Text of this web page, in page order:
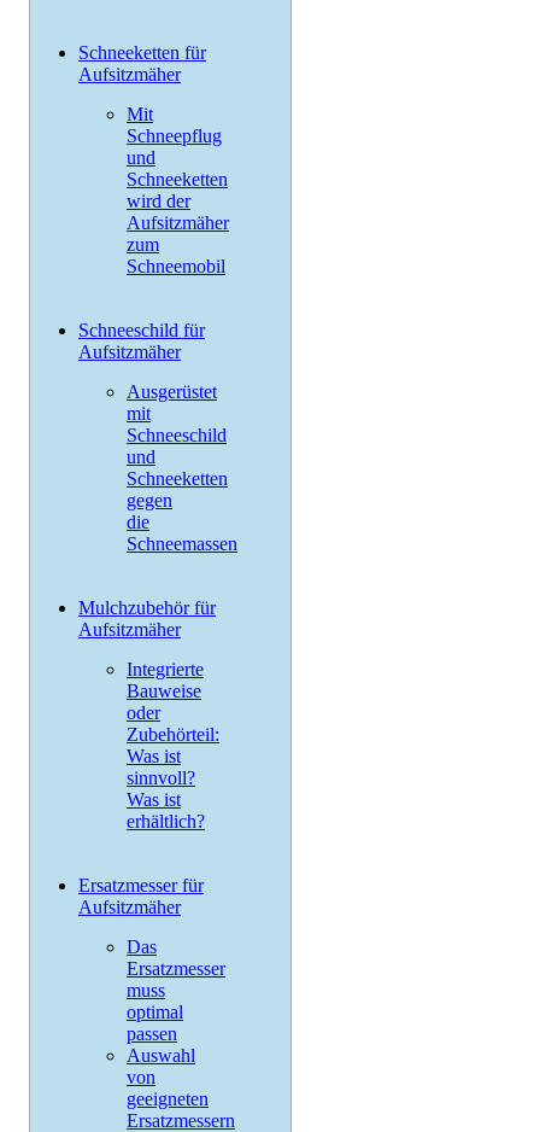
Schneeketten für
Aufsitzmäher
Mit
Schneepflug
und
Schneeketten
wird der
Aufsitzmäher
zum
Schneemobil
Schneeschild für
Aufsitzmäher
Ausgerüstet
mit
Schneeschild
und
Schneeketten
gegen
die
Schneemassen
Mulchzubehör für
Aufsitzmäher
Integrierte
Bauweise
oder
Zubehörteil:
Was ist
sinnvoll?
Was ist
erhältlich?
Ersatzmesser für
Aufsitzmäher
Das
Ersatzmesser
muss
optimal
passen
Auswahl
von
geeigneten
Ersatzmessern